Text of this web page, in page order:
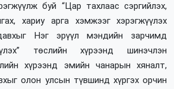
буй “Цар тахлаас сэргийлэх,
хариу арга хэмжээг хэрэгжүүлэх
Нэг эрүүл мэндийн зарчимд
төслийн хүрээнд шинэчлэн
хүрээнд эмийн чанарын хяналт,
олон улсын түвшинд хүргэх орчин